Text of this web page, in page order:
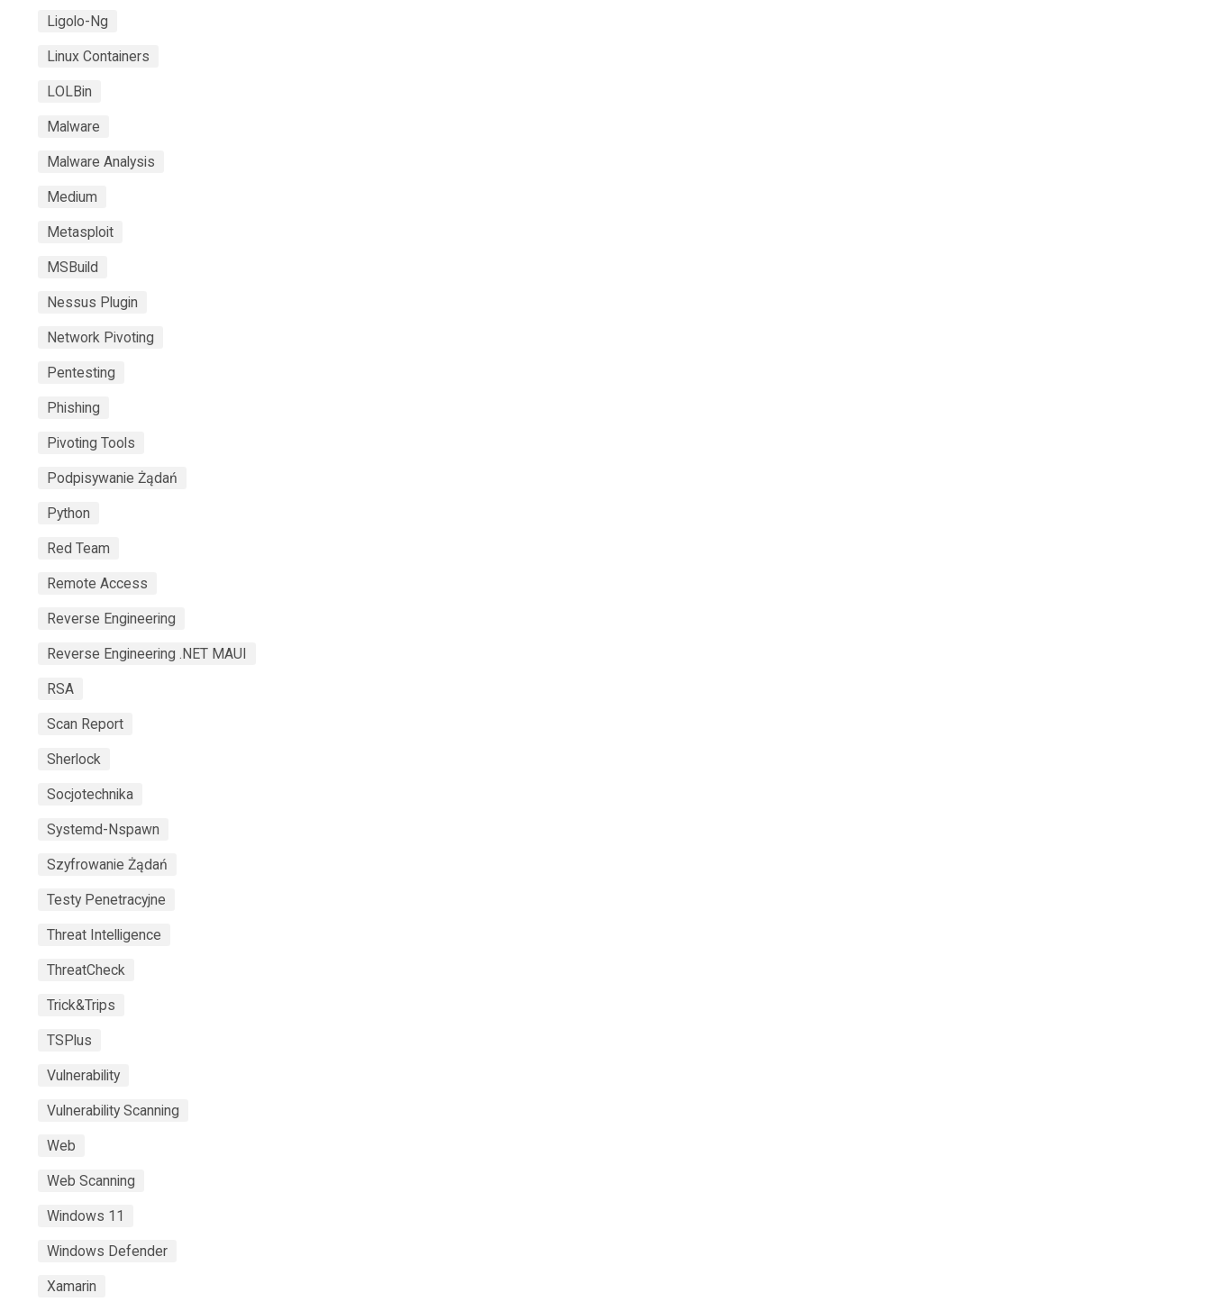
Ligolo-Ng
Linux Containers
LOLBin
Malware
Malware Analysis
Medium
Metasploit
MSBuild
Nessus Plugin
Network Pivoting
Pentesting
Phishing
Pivoting Tools
Podpisywanie Żądań
Python
Red Team
Remote Access
Reverse Engineering
Reverse Engineering .NET MAUI
RSA
Scan Report
Sherlock
Socjotechnika
Systemd-Nspawn
Szyfrowanie Żądań
Testy Penetracyjne
Threat Intelligence
ThreatCheck
Trick&Trips
TSPlus
Vulnerability
Vulnerability Scanning
Web
Web Scanning
Windows 11
Windows Defender
Xamarin